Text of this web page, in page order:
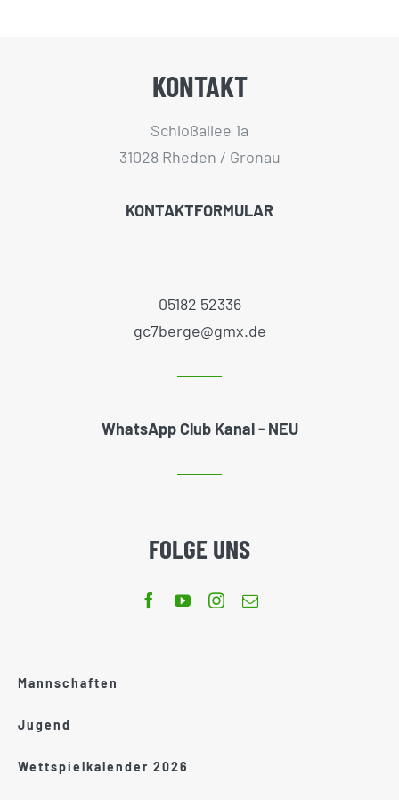
KONTAKT
Schloßallee 1a
31028 Rheden / Gronau
KONTAKTFORMULAR
05182 52336
gc7berge@gmx.de
WhatsApp Club Kanal - NEU
FOLGE UNS
Mannschaften
Jugend
Wettspielkalender 2026